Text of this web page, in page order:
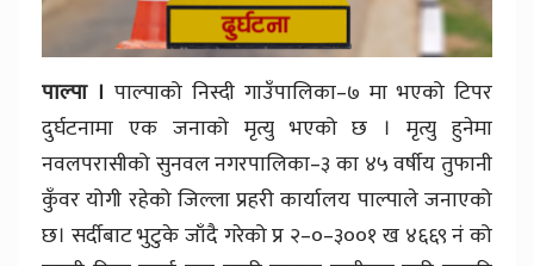
पाल्पा । पाल्पाको निस्दी गाउँपालिका–७ मा भएको टिपर
दुर्घटनामा एक जनाको मृत्यु भएको छ । मृत्यु हुनेमा
नवलपरासीको सुनवल नगरपालिका–३ का ४५ वर्षीय तुफानी
कुँवर योगी रहेको जिल्ला प्रहरी कार्यालय पाल्पाले जनाएको
छ। सर्दीबाट भुटुके जाँदै गरेको प्र २–०–३००१ ख ४६६९ नं को